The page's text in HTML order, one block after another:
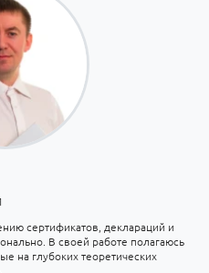
сертификатов, деклараций и
В своей работе полагаюсь
на глубоких теоретических